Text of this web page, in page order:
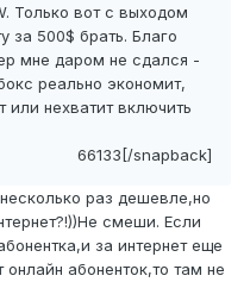
Только вот с выходом
за 500$ брать. Благо
мне даром не сдался -
реально экономит,
или нехватит включить
66133[/snapback]
раз дешевле,но
смеши. Если
за интернет еще
онлайн абоненток,то там не